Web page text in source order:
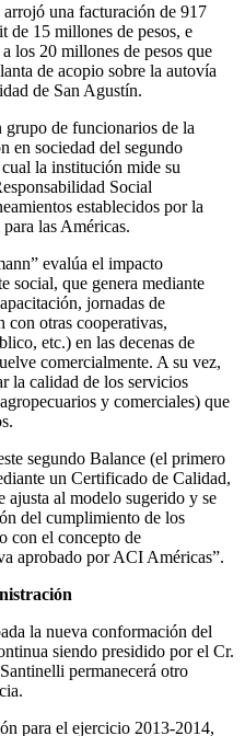
una facturación de 917
de 15 millones de pesos, e
los 20 millones de pesos que
de acopio sobre la autovía
de San Agustín.
de funcionarios de la
en sociedad del segundo
la institución mide su
Social
establecidos por la
las Américas.
evalúa el impacto
social, que genera mediante
jornadas de
otras cooperativas,
etc.) en las decenas de
comercialmente. A su vez,
la calidad de los servicios
y comerciales) que
segundo Balance (el primero
un Certificado de Calidad,
ajusta al modelo sugerido y se
del cumplimiento de los
con el concepto de
aprobado por ACI Américas”.
la nueva conformación del
siendo presidido por el Cr.
permanecerá otro
para el ejercicio 2013-2014,